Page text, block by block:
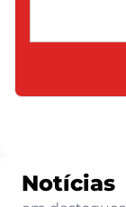
Notícias